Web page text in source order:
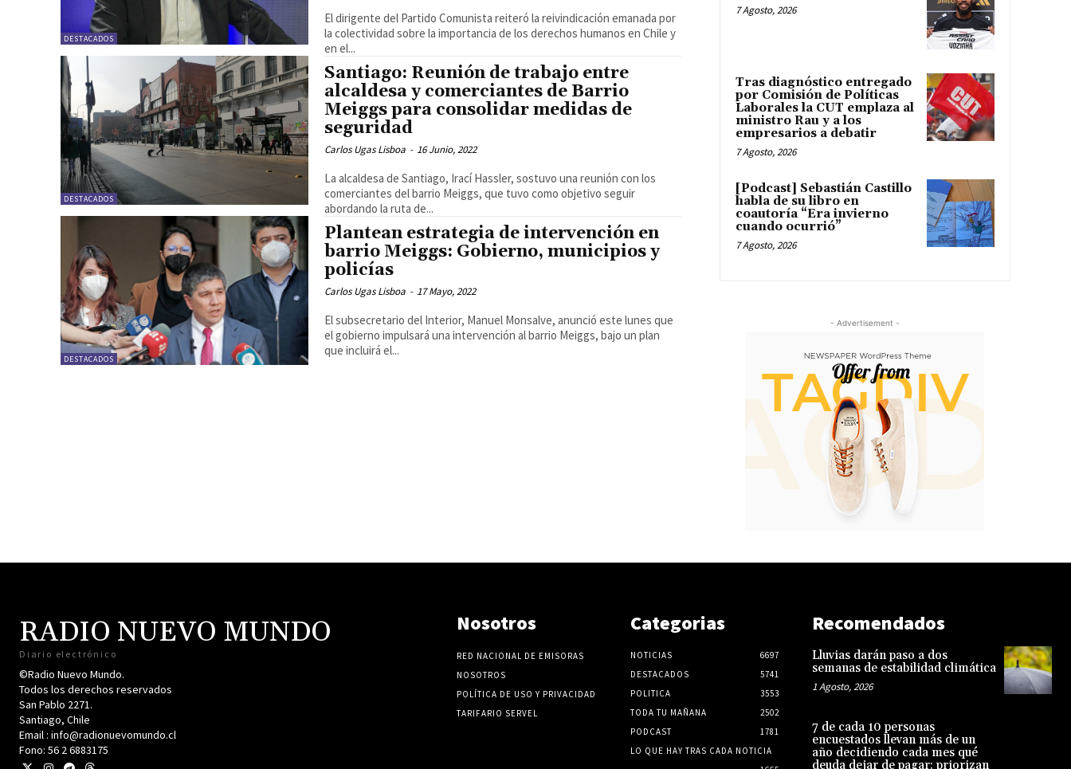
DESTACADOS
El dirigente del Partido Comunista reiteró la reivindicación emanada por
la colectividad sobre la importancia de los derechos humanos en Chile y
en el...
DESTACADOS
Santiago: Reunión de trabajo entre
alcaldesa y comerciantes de Barrio
Meiggs para consolidar medidas de
seguridad
Carlos Ugas Lisboa - 16 Junio, 2022
La alcaldesa de Santiago, Irací Hassler, sostuvo una reunión con los
comerciantes del barrio Meiggs, que tuvo como objetivo seguir
abordando la ruta de...
DESTACADOS
Plantean estrategia de intervención en
barrio Meiggs: Gobierno, municipios y
policías
Carlos Ugas Lisboa - 17 Mayo, 2022
El subsecretario del Interior, Manuel Monsalve, anunció este lunes que
el gobierno impulsará una intervención al barrio Meiggs, bajo un plan
que incluirá el...
7 Agosto, 2026
Tras diagnóstico entregado
por Comisión de Políticas
Laborales la CUT emplaza al
ministro Rau y a los
empresarios a debatir
7 Agosto, 2026
[Podcast] Sebastián Castillo
habla de su libro en
coautoría “Era invierno
cuando ocurrió”
7 Agosto, 2026
- Advertisement -
RADIO NUEVO MUNDO
Diario electrónico
©Radio Nuevo Mundo.
Todos los derechos reservados
San Pablo 2271.
Santiago, Chile
Email : info@radionuevomundo.cl
Fono: 56 2 6883175
Nosotros
RED NACIONAL DE EMISORAS
NOSOTROS
POLÍTICA DE USO Y PRIVACIDAD
TARIFARIO SERVEL
Categorias
NOTICIAS
6697
DESTACADOS
5741
POLITICA
3553
TODA TU MAÑANA
2502
PODCAST
1781
LO QUE HAY TRAS CADA NOTICIA
Recomendados
Lluvias darán paso a dos
semanas de estabilidad climática
1 Agosto, 2026
7 de cada 10 personas
encuestados llevan más de un
año decidiendo cada mes qué
deuda dejar de pagar: priorizan